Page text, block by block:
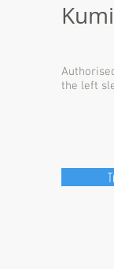
the left